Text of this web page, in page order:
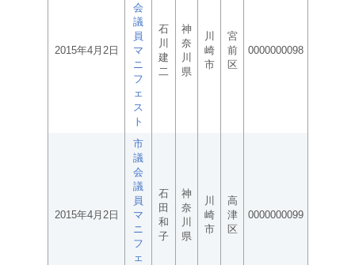
2015年4月2日
会
議
員
マ
ニ
フ
ェ
ス
ト
石
川
建
二
神
奈
川
県
川
崎
市
宮
前
区
0000000098
2015年4月2日
市
議
会
議
員
マ
ニ
フ
ェ
石
田
和
子
神
奈
川
県
川
崎
市
高
津
区
0000000099